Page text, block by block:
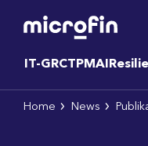
IT-GRCTPMAI
Home News